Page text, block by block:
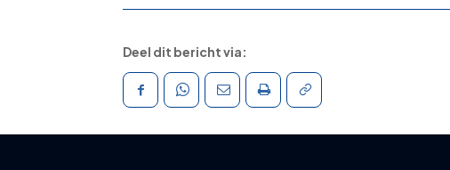
Deel dit bericht via: